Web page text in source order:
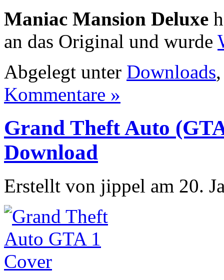
Maniac Mansion Deluxe
an das Original und wurde
Abgelegt unter Downloads
Kommentare »
Grand Theft Auto
Download
Erstellt von jippel am 20.